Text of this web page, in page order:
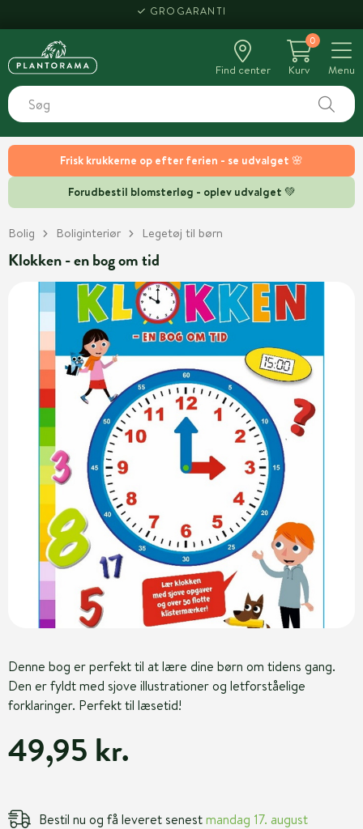
Frisk krukkerne op efter ferien - se udvalget 🌸
Forudbestil blomsterløg - oplev udvalget 💚
GROGARANTI
Find center
0
Kurv
Menu
Bolig Boliginteriør Legetøj til børn
Klokken - en bog om tid
Denne bog er perfekt til at lære dine børn om tidens gang.
Den er fyldt med sjove illustrationer og letforståelige
forklaringer. Perfekt til læsetid!
49,95 kr.
Bestil nu og få leveret senestmandag 17. august